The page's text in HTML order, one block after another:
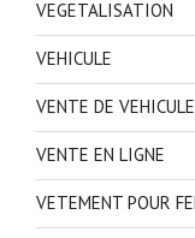
VEGETALISATION
VEHICULE
VENTE DE
VENTE EN LIGNE
VETEMENT POUR